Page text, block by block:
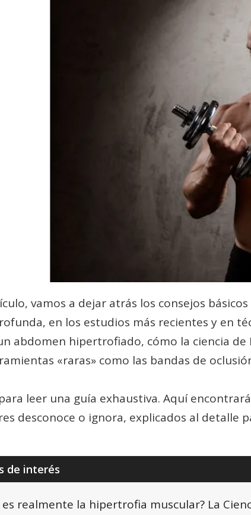
vamos a dejar atrás los consejos
en los estudios más recientes y en
abdomen hipertrofiado, cómo la ciencia
«raras» como las bandas de
leer una guía exhaustiva. Aquí
desconoce o ignora, explicados al detalle
de interés
es realmente la hipertrofia muscular? La